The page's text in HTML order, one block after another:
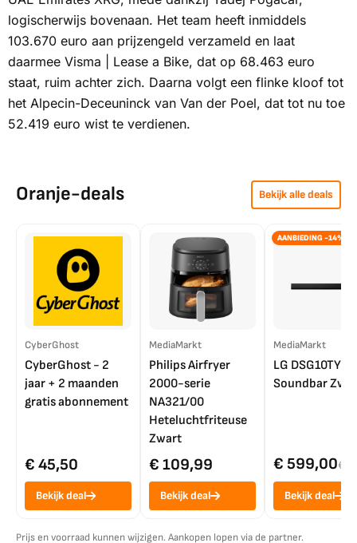
logischerwijs bovenaan. Het team heeft inmiddels
103.670 euro aan prijzengeld verzameld en laat
daarmee Visma | Lease a Bike, dat op 68.463 euro
staat, ruim achter zich. Daarna volgt een flinke kloof tot
het Alpecin-Deceuninck van Van der Poel, dat tot nu toe
52.419 euro wist te verdienen.
Oranje-deals Bekijk alle deals
CyberGhost
CyberGhost - 2
jaar + 2 maanden
gratis abonnement
€ 45,50
Bekijk deal
MediaMarkt
Philips Airfryer
2000-serie
NA321/00
Heteluchtfriteuse
Zwart
€ 109,99
Bekijk deal
AANBIEDING -14%
MediaMarkt
LG DSG10TY
Soundbar
€ 599,00€
Bekijk deal
Prijs en voorraad kunnen wijzigen. Aankopen lopen via de partner.